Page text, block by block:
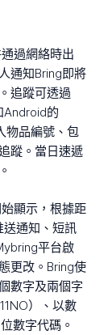
過網絡時出
通知Bring即將
追蹤可透過
Android的
物品編號、包
蹤。當日速遞
顯示，根據距
通知、短訊
平台啟
更改。Bring使
數字及兩個字
）、以數
數字代碼。